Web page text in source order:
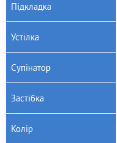
Raweks Kaja 18
380грн.
Підкладка
Устілка
Супінатор
Застібка
Колір